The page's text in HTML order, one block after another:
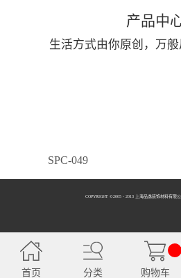
产品中
生活方式由你原创，万
SPC-049
SPC-050
COPYRIGHT ©2005 - 2013 上海品逸装饰材料有限公
首页 分类 购物车